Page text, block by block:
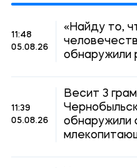
11:48
05.08.26
«Найду то,
обнаружили
11:39
05.08.26
Весит 3
обнаружили